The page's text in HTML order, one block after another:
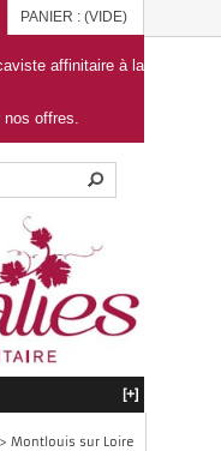
PANIER : (VIDE)
affinitaire à la
offres.
[+]
> Montlouis sur Loire